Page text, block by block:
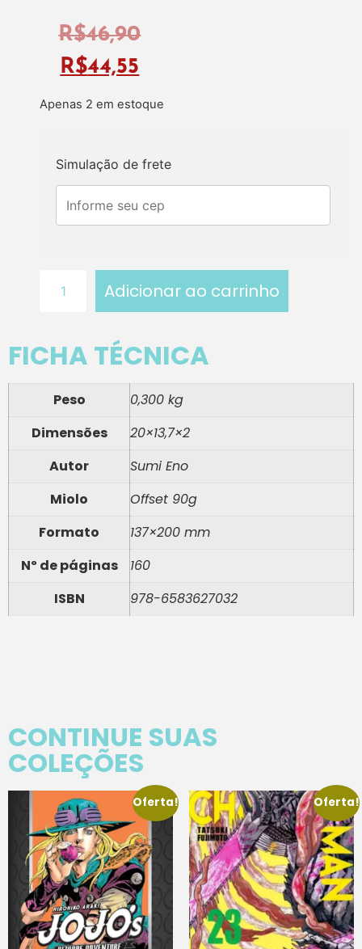
R$46,90
R$44,55
Apenas 2 em estoque
Simulação de frete
Adicionar ao carrinho
FICHA TÉCNICA
Peso
0,300 kg
Dimensões
20×13,7×2
Autor
Sumi Eno
Miolo
Offset 90g
Formato
137×200 mm
Nº de páginas
160
ISBN
978-6583627032
CONTINUE SUAS
COLEÇÕES
Oferta! Oferta!